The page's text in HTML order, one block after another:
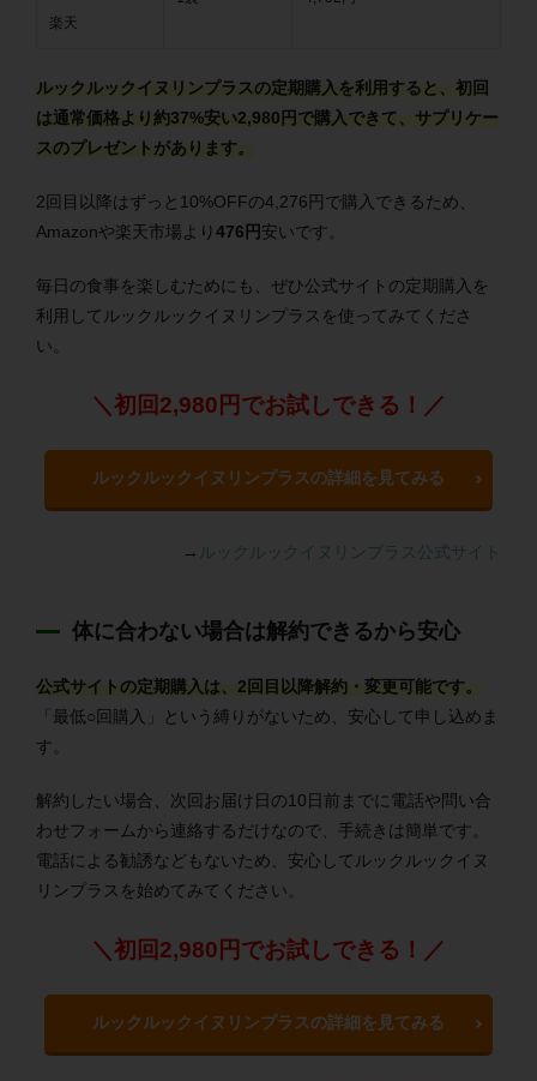
楽天
ルックルックイヌリンプラスの定期購入を利用すると、初回
は通常価格より約37%安い2,980円で購入できて、サプリケー
スのプレゼントがあります。
2回目以降はずっと10%OFFの4,276円で購入できるため、
Amazonや楽天市場より 476円 安いです。
毎日の食事を楽しむためにも、ぜひ公式サイトの定期購入を
利用してルックルックイヌリンプラスを使ってみてくださ
い。
＼初回2,980円でお試しできる！／
ルックルックイヌリンプラスの詳細を見てみる
→ ルックルックイヌリンプラス公式サイト
体に合わない場合は解約できるから安心
公式サイトの定期購入は、2回目以降解約・変更可能です。
「最低○回購入」という縛りがないため、安心して申し込めま
す。
解約したい場合、次回お届け日の10日前までに電話や問い合
わせフォームから連絡するだけなので、手続きは簡単です。
電話による勧誘などもないため、安心してルックルックイヌ
リンプラスを始めてみてください。
＼初回2,980円でお試しできる！／
ルックルックイヌリンプラスの詳細を見てみる